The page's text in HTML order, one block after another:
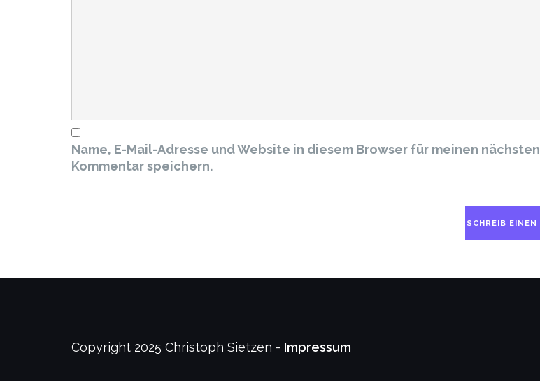
Name, E-Mail-Adresse und Website in diesem Browser für meinen nächsten
Kommentar speichern.
Copyright 2025 Christoph Sietzen - Impressum